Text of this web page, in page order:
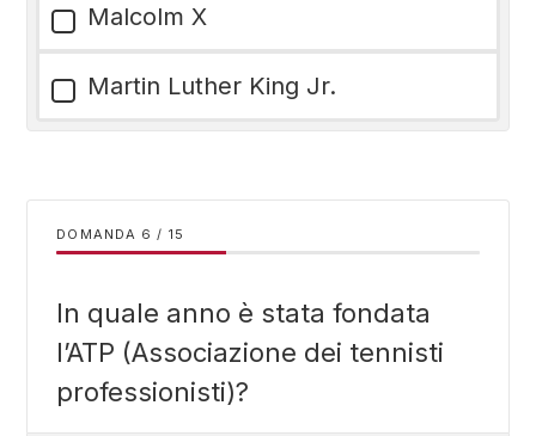
Malcolm X
Martin Luther King Jr.
DOMANDA / 15
In quale anno è stata fondata
l’ATP (Associazione dei tennisti
professionisti)?